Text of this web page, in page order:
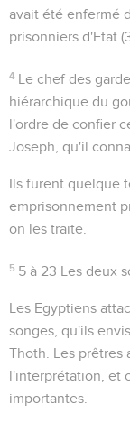
avait été enfermé
prisonniers d'Etat (
4 Le chef des
hiérarchique du
l'ordre de confier
Joseph, qu'il
Ils furent quelque
emprisonnement
on les traite.
5 5 à 23 Les deux
Les Egyptiens
songes, qu'ils
Thoth. Les prêtres
l'interprétation, et
importantes.